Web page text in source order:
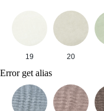
19 20
Error get alias